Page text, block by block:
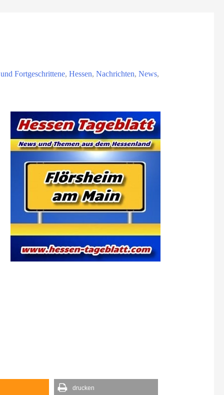
Fortgeschrittene, Hessen, Nachrichten, News,
drucken